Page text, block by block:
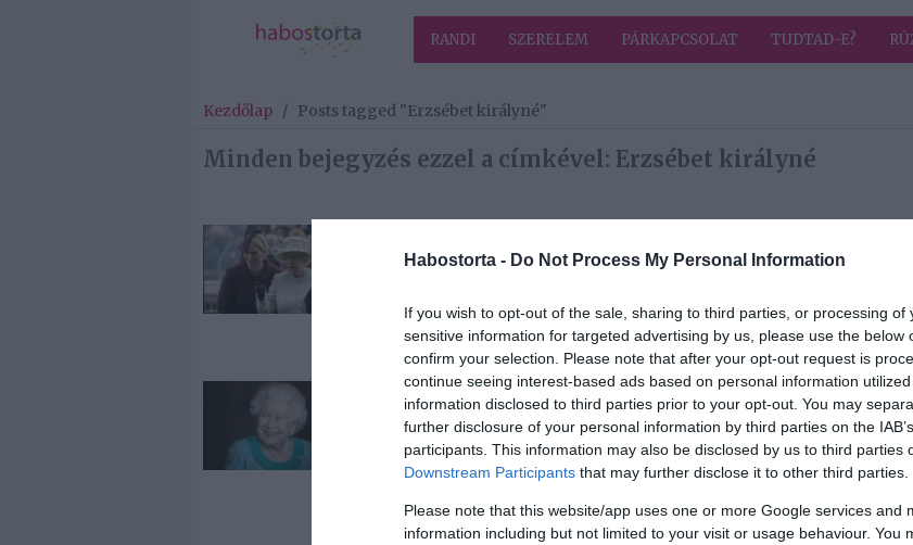
Habostorta - Do Not Process My Personal Information
If you wish to opt-out of the sale, sharing to third parties, or processing of
sensitive information for targeted advertising by us, please use the below
confirm your selection. Please note that after your opt-out request is
continue seeing interest-based ads based on personal information
information disclosed to third parties prior to your opt-out. You may
further disclosure of your personal information by third parties on the
participants. This information may also be disclosed by us to third parties
Downstream Participants that may further disclose it to other third parties.
Please note that this website/app uses one or more Google services and
information including but not limited to your visit or usage behaviour. You
RANDI SZERELEM PÁRKAPCSOLAT TUDTAD-E?
Kezdőlap / Posts tagged "Erzsébet királyné"
Minden bejegyzés ezzel a címkével: Erzsébet királyné
Megszületett II.
tizedik
dédunokája
Erzsébet királynő
herceggel
Megvan az első
fotó II. Erzsébet
királynő
dédunokájáról
Családi háború
miatt újraírta
végrendeletét